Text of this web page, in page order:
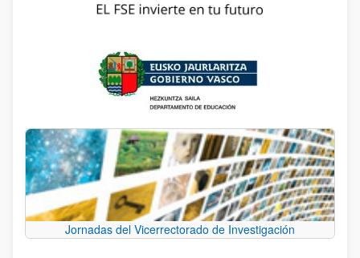
Jornadas del Vicerrectorado de Investigación